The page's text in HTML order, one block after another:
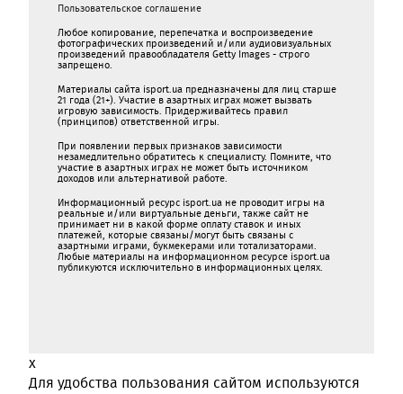
Пользовательское соглашение
Любое копирование, перепечатка и воспроизведение
фотографических произведений и/или аудиовизуальных
произведений правообладателя Getty Images - строго
запрещено.
Материалы сайта isport.ua предназначены для лиц старше
21 года (21+). Участие в азартных играх может вызвать
игровую зависимость. Придерживайтесь правил
(принципов) ответственной игры.
При появлении первых признаков зависимости
незамедлительно обратитесь к специалисту. Помните, что
участие в азартных играх не может быть источником
доходов или альтернативой работе.
Информационный ресурс isport.ua не проводит игры на
реальные и/или виртуальные деньги, также сайт не
принимает ни в какой форме oплaту ставок и иных
платежей, которые связаны/могут быть связаны c
азартными игрaми, букмекерами или тотализаторами.
Любые материалы на информационном ресурсе isport.ua
публикуютcя исключительно в информационных целях.
x
Для удобства пользования сайтом используются